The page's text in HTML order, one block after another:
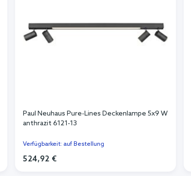
Paul Neuhaus Pure-Lines Deckenlampe 5x9 W
anthrazit 6121-13
Verfügbarkeit: auf Bestellung
524,92 €